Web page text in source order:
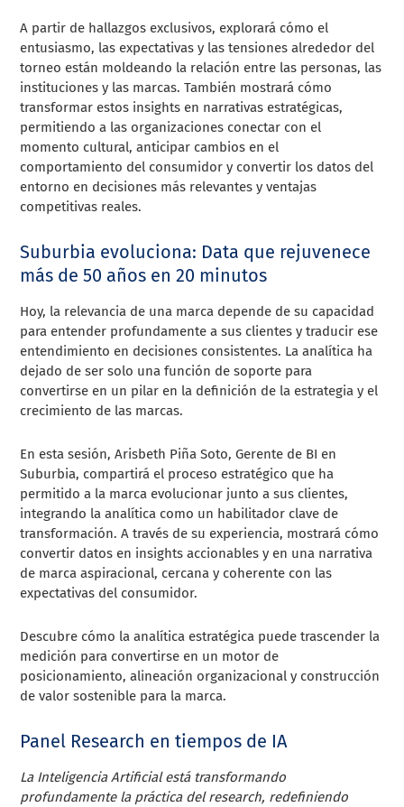
A partir de hallazgos exclusivos, explorará cómo el
entusiasmo, las expectativas y las tensiones alrededor del
torneo están moldeando la relación entre las personas, las
instituciones y las marcas. También mostrará cómo
transformar estos insights en narrativas estratégicas,
permitiendo a las organizaciones conectar con el
momento cultural, anticipar cambios en el
comportamiento del consumidor y convertir los datos del
entorno en decisiones más relevantes y ventajas
competitivas reales.
Suburbia evoluciona: Data que rejuvenece
más de 50 años en 20 minutos
Hoy, la relevancia de una marca depende de su capacidad
para entender profundamente a sus clientes y traducir ese
entendimiento en decisiones consistentes. La analítica ha
dejado de ser solo una función de soporte para
convertirse en un pilar en la definición de la estrategia y el
crecimiento de las marcas.
En esta sesión, Arisbeth Piña Soto, Gerente de BI en
Suburbia, compartirá el proceso estratégico que ha
permitido a la marca evolucionar junto a sus clientes,
integrando la analítica como un habilitador clave de
transformación. A través de su experiencia, mostrará cómo
convertir datos en insights accionables y en una narrativa
de marca aspiracional, cercana y coherente con las
expectativas del consumidor.
Descubre cómo la analítica estratégica puede trascender la
medición para convertirse en un motor de
posicionamiento, alineación organizacional y construcción
de valor sostenible para la marca.
Panel Research en tiempos de IA
La Inteligencia Artificial está transformando
profundamente la práctica del research, redefiniendo